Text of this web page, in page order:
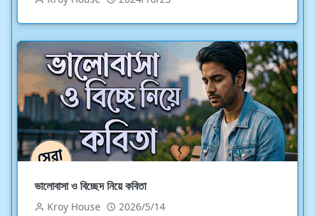
ভালোবাসা ও বিচ্ছেদ নিয়ে কবিতা
Kroy House 2026/5/14